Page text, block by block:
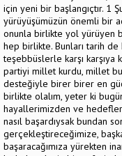
için yeni bir başlangıçtır. 1
yürüyüşümüzün önemli bir
onunla birlikte yol yürüyen
hep birlikte. Bunları tarih de
teşebbüslerle karşı karşıya
partiyi millet kurdu, millet
desteğiyle birer birer en
birlikte olalım, yeter ki
hayallerimizden ve
nasıl başardıysak bundan
gerçekleştireceğimize,
başaracağımıza yürekten